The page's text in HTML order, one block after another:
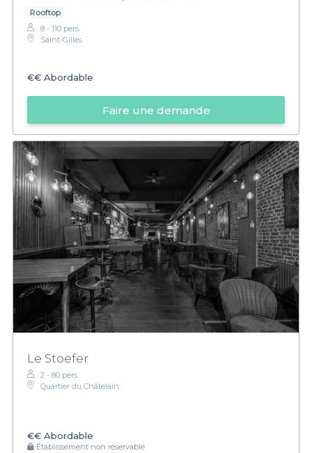
Rooftop
8 - 110 pers.
Saint-Gilles
€€ Abordable
Faire une demande
Le Stoefer
2 - 80 pers.
Quartier du Châtelain
€€ Abordable
Établissement non réservable